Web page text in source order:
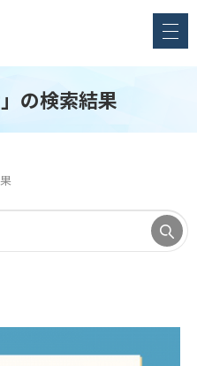
の検索結果